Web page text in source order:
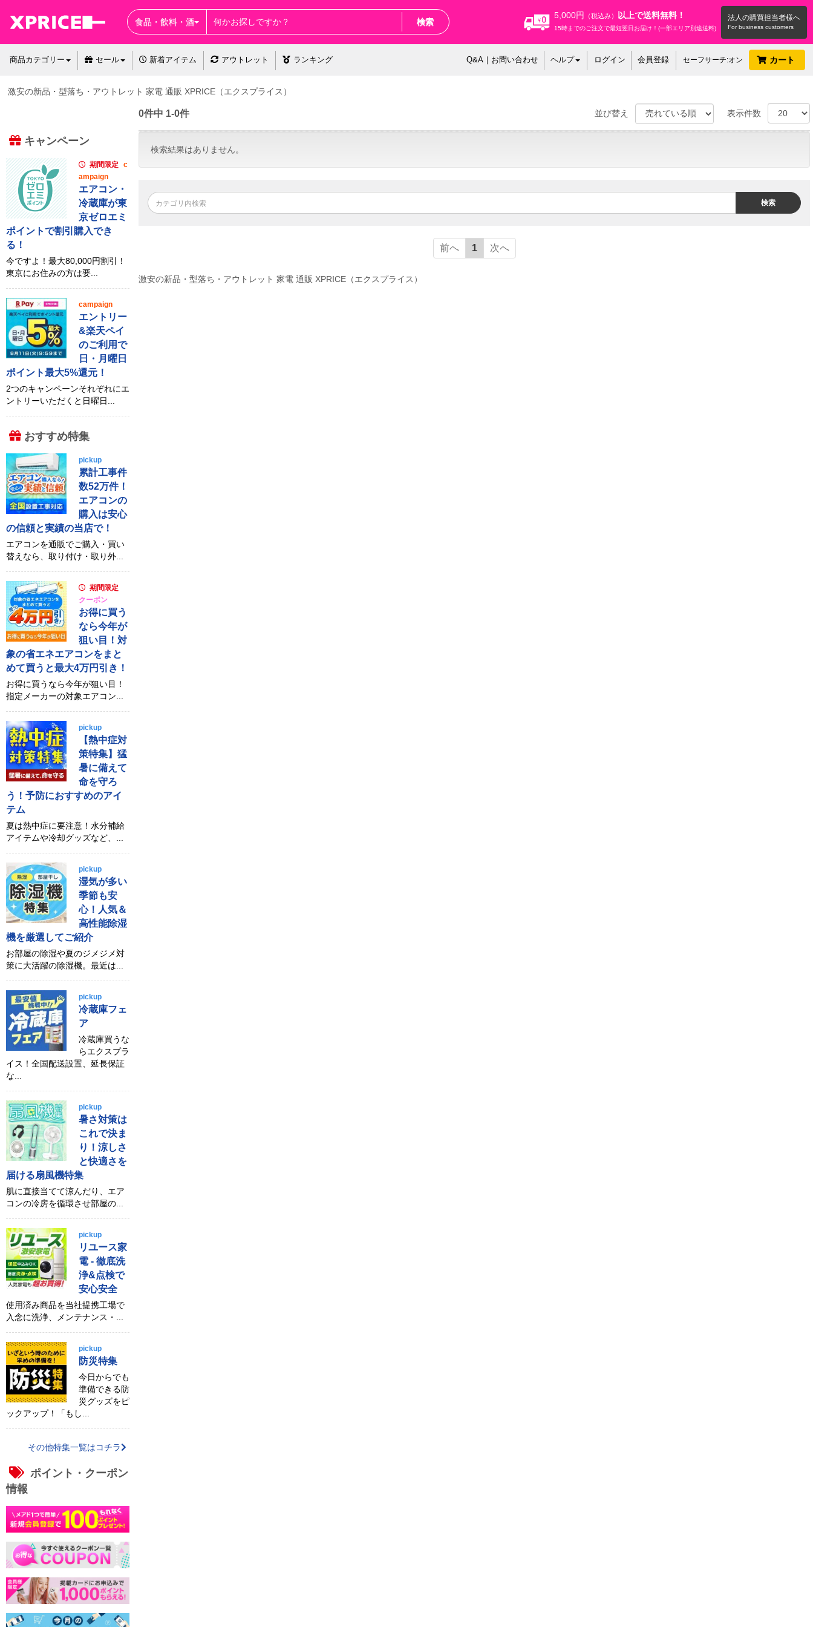
食品・飲料・酒 検索 法人の購買担当者様へ
5,000円 （税込み） 以上で送料無料！
15時までのご注文で最短翌日お届け！(一部エリア別途送料)
商品カテゴリー セール 新着アイテム アウトレット ランキング Q&A｜お問い合わせ ヘルプ ログイン 会員登録 セーフサーチ:オン カート
激安の新品・型落ち・アウトレット 家電 通販 XPRICE（エクスプライス）
0件中 1-0件 並び替え 表示件数
検索結果はありません。
検索
前へ 1 次へ
キャンペーン
期間限定 c
ampaign
エアコン・
冷蔵庫が東
京ゼロエミ
ポイントで割引購入でき
る！
今ですよ！最大80,000円割引！
東京にお住みの方は要...
campaign
エントリー
&楽天ペイ
のご利用で
日・月曜日
ポイント最大5%還元！
2つのキャンペーンそれぞれにエ
ントリーいただくと日曜日...
おすすめ特集
pickup
累計工事件
数52万件！
エアコンの
購入は安心
の信頼と実績の当店で！
エアコンを通販でご購入・買い
替えなら、取り付け・取り外...
期間限定
クーポン
お得に買う
なら今年が
狙い目！対
象の省エネエアコンをまと
めて買うと最大4万円引き！
お得に買うなら今年が狙い目！
指定メーカーの対象エアコン...
pickup
【熱中症対
策特集】猛
暑に備えて
命を守ろ
う！予防におすすめのアイ
テム
夏は熱中症に要注意！水分補給
アイテムや冷却グッズなど、...
pickup
湿気が多い
季節も安
心！人気＆
高性能除湿
機を厳選してご紹介
お部屋の除湿や夏のジメジメ対
策に大活躍の除湿機。最近は...
pickup
冷蔵庫フェ
ア
冷蔵庫買うな
らエクスプラ
イス！全国配送設置、延長保証
な...
pickup
暑さ対策は
これで決ま
り！涼しさ
と快適さを
届ける扇風機特集
肌に直接当てて涼んだり、エア
コンの冷房を循環させ部屋の...
pickup
リユース家
電 - 徹底洗
浄&点検で
安心安全
使用済み商品を当社提携工場で
入念に洗浄、メンテナンス・...
pickup
防災特集
今日からでも
準備できる防
災グッズをピ
ックアップ！「もし...
その他特集一覧はコチラ
ポイント・クーポン
情報
激安の新品・型落ち・アウトレット 家電 通販 XPRICE（エクスプライス）